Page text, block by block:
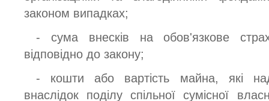
законом випадках;
- сума внесків на обов'язкове
відповідно до закону;
- кошти або вартість майна, які
внаслідок поділу спільної сумісної